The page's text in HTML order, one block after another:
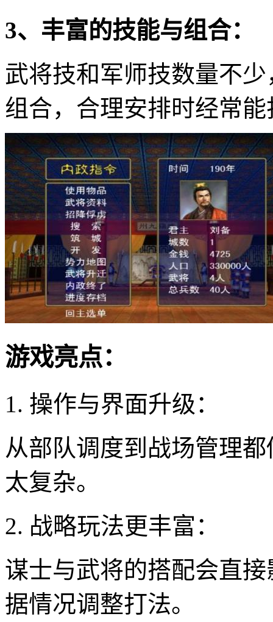
3、丰富的技能与组合：
武将技和军师技数量不
组合，合理安排时经常
游戏亮点：
1. 操作与界面升级：
从部队调度到战场管理
太复杂。
2. 战略玩法更丰富：
谋士与武将的搭配会直
据情况调整打法。